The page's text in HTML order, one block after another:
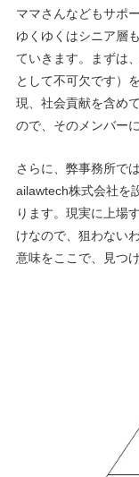
ママさんなどもサポ
ゆくゆくはシニア層
ていきます。まずは
として不可欠です）
現、社会貢献を含め
ので、そのメンバー
さらに、弊事務所で
ailawtech株式会社を
ります。現実に上場
けなので、狙わない
意味をここで、見つ